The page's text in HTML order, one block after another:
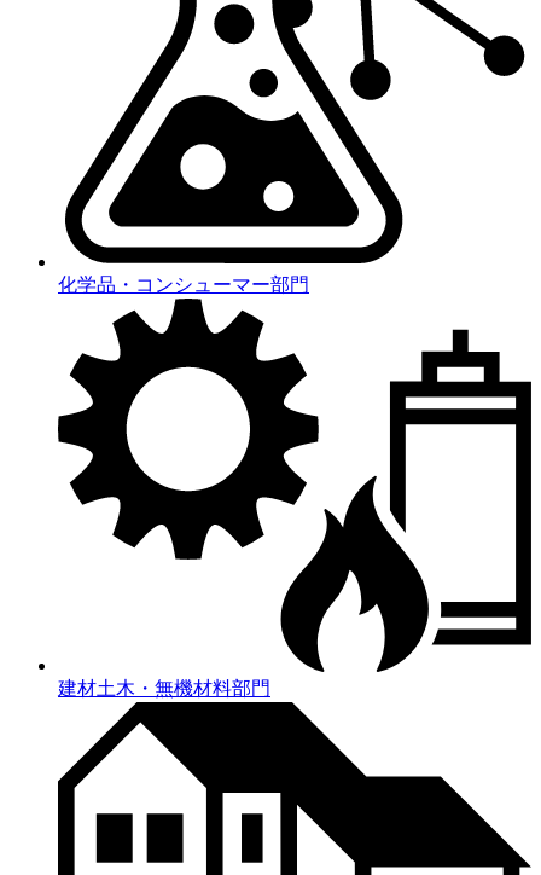
化学品・コンシューマー部門
建材土木・無機材料部門